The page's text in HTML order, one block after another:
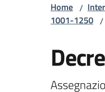
Home /
1001-1250 /